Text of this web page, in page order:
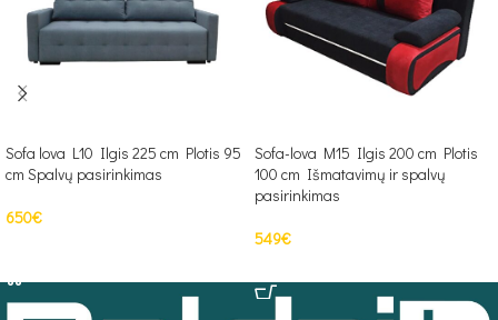
Sofa lova L10 Ilgis 225 cm Plotis 95
cm Spalvų pasirinkimas
650€
Sofa-lova M15 Ilgis 200 cm Plotis
100 cm Išmatavimų ir spalvų
pasirinkimas
549€